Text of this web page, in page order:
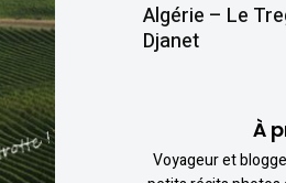
Algérie – Le
Djanet
À
Voyageur et